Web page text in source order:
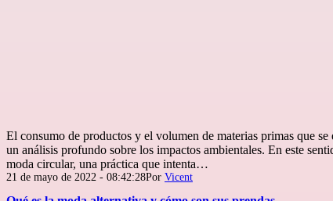
El consumo de productos y el volumen de materias primas que
un análisis profundo sobre los impactos ambientales. En este
moda circular, una práctica que intenta…
Publicada
21 de mayo de 2022 - 08:42:28Por Vicent